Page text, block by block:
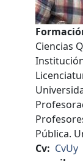
Ciencias
Pública.
Cv
CvUy